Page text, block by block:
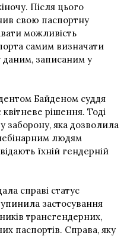
Після цього
свою паспортну
можливість
самим визначати
даним, записаним у
Байденом суддя
рішення. Тоді
заборону, яка дозволила
людям
їхній гендерній
справі статус
застосування
трансгендерних,
паспортів. Справа, яку